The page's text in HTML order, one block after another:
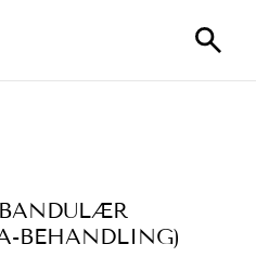
BEHANDLING)